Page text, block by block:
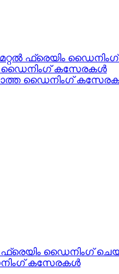
ഫ്രെയിം
കസേരകൾ
ഡൈനിംഗ്
ഡൈനിംഗ്
കസേരകൾ